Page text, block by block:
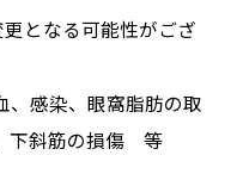
となる可能性がござ
、感染、眼窩脂肪の取
下斜筋の損傷 等